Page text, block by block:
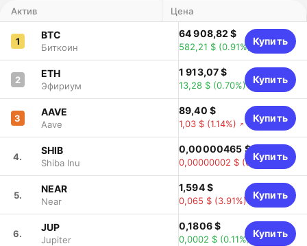
Актив Цена
1
BTC
Биткоин
64 908,82 $
582,21 $ (0.91%)
Купить
2
ETH
Эфириум
1 913,07 $
13,28 $ (0.70%)
Купить
3
AAVE
Aave
89,40 $
1,03 $ (1.14%)
Купить
4.
SHIB
Shiba Inu
0,00000465 $
0,00000002 $ (0.43%)
Купить
5.
NEAR
Near
1,594 $
0,065 $ (3.91%)
Купить
6.
JUP
Jupiter
0,1806 $
0,0002 $ (0.11%)
Купить